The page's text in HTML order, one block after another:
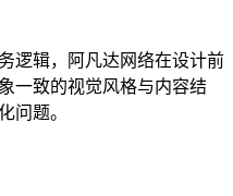
逻辑，阿凡达网络在设计前
一致的视觉风格与内容结
问题。